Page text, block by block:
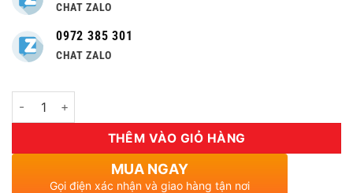
CHAT ZALO
0972 385 301
CHAT ZALO
Số lượng
THÊM VÀO GIỎ HÀNG
MUA NGAY
Gọi điện xác nhận và giao hàng tận nơi